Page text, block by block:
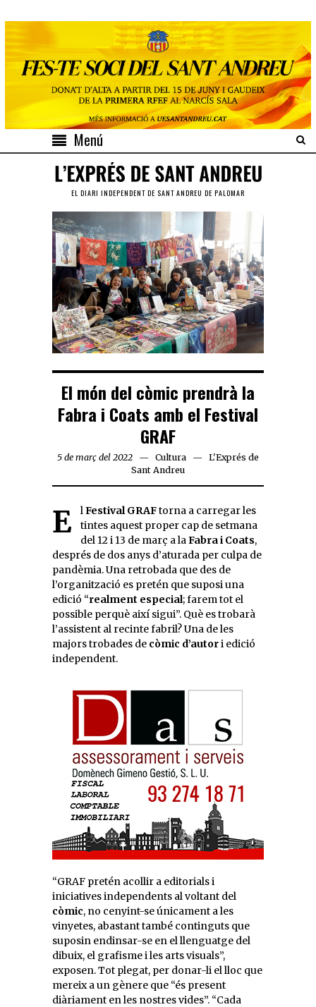
Menú
EL DIARI INDEPENDENT DE SANT ANDREU DE PALOMAR
El món del còmic prendrà la
Fabra i Coats amb el Festival
GRAF
5 de març del 2022 Cultura
L'Exprés de
Sant Andreu
ElFestival GRAFtorna a carregar les
tintes aquest proper cap de setmana
del 12 i 13 de març a laFabra i Coats,
després de dos anys d’aturada per culpa de
pandèmia. Una retrobada que des de
l’organització es pretén que suposi una
edició “realment especial; farem tot el
possible perquè així sigui”. Què es trobarà
l’assistent al recinte fabril? Una de les
majors trobades de còmic d’autori edició
independent.
“GRAF pretén acollir a editorials i
iniciatives independents al voltant del
còmic, no cenyint-se únicament a les
vinyetes, abastant també continguts que
suposin endinsar-se en el llenguatge del
dibuix, el grafisme i les arts visuals”,
exposen. Tot plegat, per donar-li el lloc que
mereix a un gènere que “és present
diàriament en les nostres vides”. “Cada